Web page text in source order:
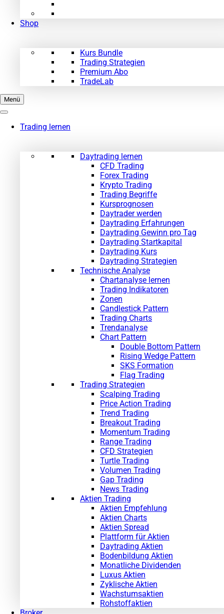
Shop
Kurs Bundle
Trading Strategien
Premium Abo
TradeLab
Menü
Trading lernen
Daytrading lernen
CFD Trading
Forex Trading
Krypto Trading
Trading Begriffe
Kursprognosen
Daytrader werden
Daytrading Erfahrungen
Daytrading Gewinn pro Tag
Daytrading Startkapital
Daytrading Kurs
Daytrading Strategien
Technische Analyse
Chartanalyse lernen
Trading Indikatoren
Zonen
Candlestick Pattern
Trading Charts
Trendanalyse
Chart Pattern
Double Bottom Pattern
Rising Wedge Pattern
SKS Formation
Flag Trading
Trading Strategien
Scalping Trading
Price Action Trading
Trend Trading
Breakout Trading
Momentum Trading
Range Trading
CFD Strategien
Turtle Trading
Volumen Trading
Gap Trading
News Trading
Aktien Trading
Aktien Empfehlung
Aktien Charts
Aktien Spread
Plattform für Aktien
Daytrading Aktien
Bodenbildung Aktien
Monatliche Dividenden
Luxus Aktien
Zyklische Aktien
Wachstumsaktien
Rohstoffaktien